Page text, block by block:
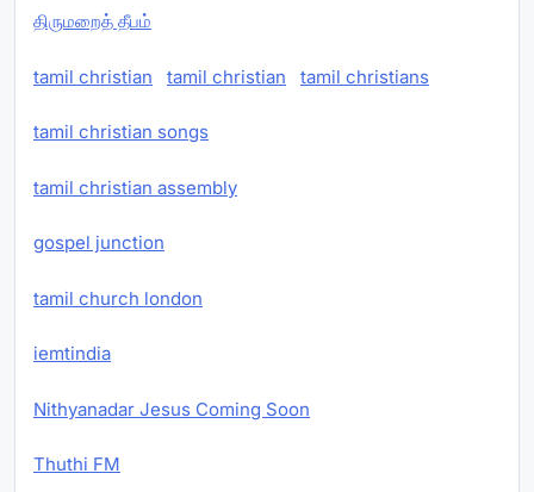
திருமறைத் தீபம்
tamil christian tamil christian tamil christians
tamil christian songs
tamil christian assembly
gospel junction
tamil church london
iemtindia
Nithyanadar Jesus Coming Soon
Thuthi FM